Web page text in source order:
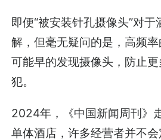
即便“被安装针孔摄像头”对
解，但毫无疑问的是，高频
可能早的发现摄像头，防止
犯。
2024年，《中国新闻周刊》
单体酒店，许多经营者并不会